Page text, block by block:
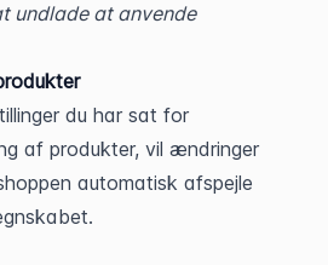
undlade at anvende
du har sat for
af produkter, vil ændringer
automatisk afspejle